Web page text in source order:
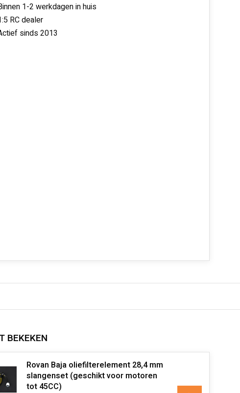
1-2 werkdagen in huis
RC dealer
sinds 2013
BEKEKEN
Rovan Baja oliefilterelement 28,4 mm
slangenset (geschikt voor motoren
tot 45CC)